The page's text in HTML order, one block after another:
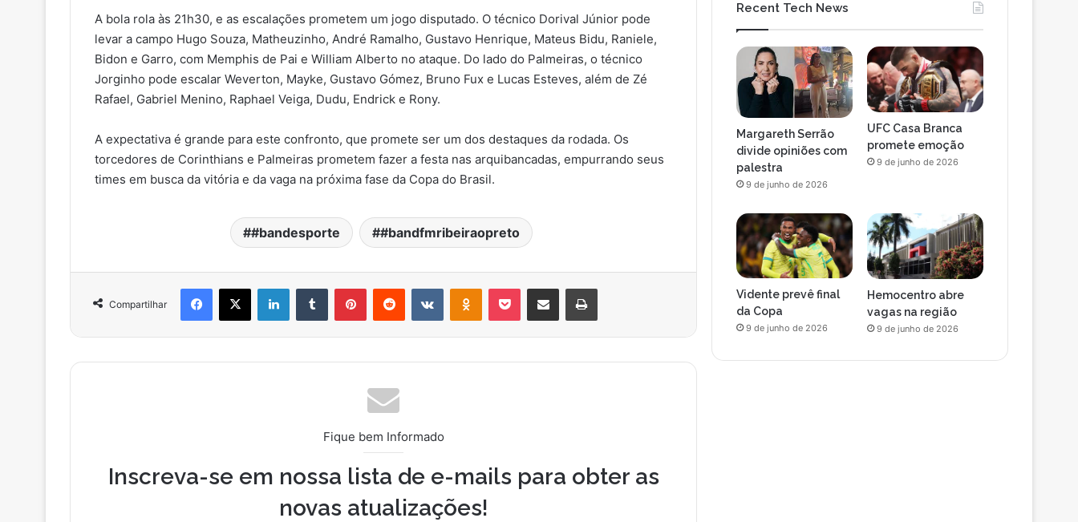
A bola rola às 21h30, e as escalações prometem um jogo disputado. O técnico Dorival Júnior pode
levar a campo Hugo Souza, Matheuzinho, André Ramalho, Gustavo Henrique, Mateus Bidu, Raniele,
Bidon e Garro, com Memphis de Pai e William Alberto no ataque. Do lado do Palmeiras, o técnico
Jorginho pode escalar Weverton, Mayke, Gustavo Gómez, Bruno Fux e Lucas Esteves, além de Zé
Rafael, Gabriel Menino, Raphael Veiga, Dudu, Endrick e Rony.
A expectativa é grande para este confronto, que promete ser um dos destaques da rodada. Os
torcedores de Corinthians e Palmeiras prometem fazer a festa nas arquibancadas, empurrando seus
times em busca da vitória e da vaga na próxima fase da Copa do Brasil.
#bandesporte #bandfmribeiraopreto
Compartilhar
Facebook
X LinkedinTumblr PinterestReddit VK OK Pocket Compartilhar via e-mail Imprimir
Fique bem Informado
Inscreva-se em nossa lista de e-mails para obter as
novas atualizações!
Recent Tech News
Margareth Serrão
divide opiniões com
palestra
9 de junho de 2026
UFC Casa Branca
promete emoção
9 de junho de 2026
Vidente prevê final
da Copa
9 de junho de 2026
Hemocentro abre
vagas na região
9 de junho de 2026